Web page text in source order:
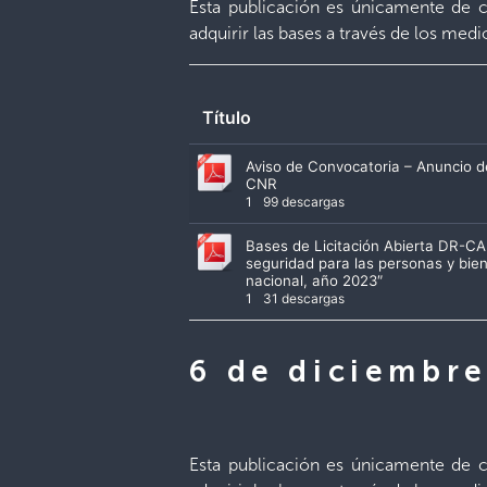
Esta publicación es únicamente
adquirir las bases a través de los
Título
Aviso de Convocatoria – Anuncio
CNR
1 99 descargas
Bases de Licitación Abierta DR-
seguridad para las personas y
nacional, año 2023″
1 31 descargas
6 de
Esta publicación es únicamente